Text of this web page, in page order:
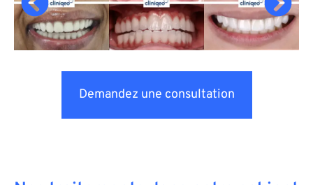
Demandez une consultation